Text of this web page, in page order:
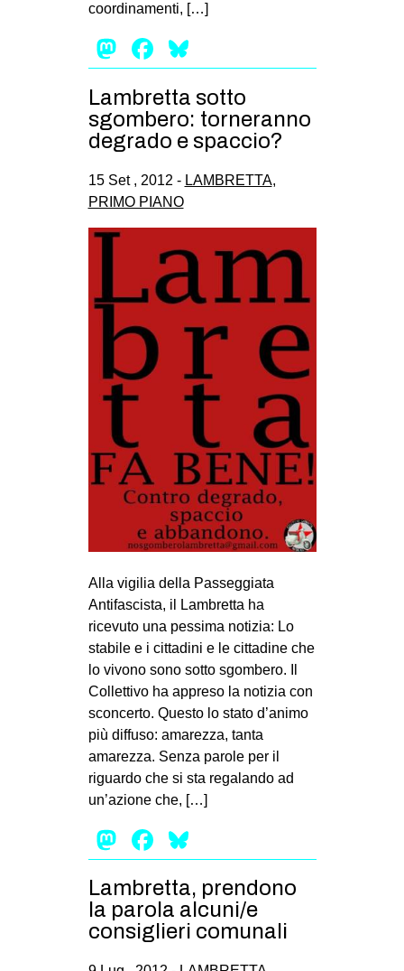
GENERI
MIGRAZIONI
PRECARIATO
REPRESSIONE
STUDENTI
ARTE
CINEMA
MANIFESTI
MUSICA
RECENSIONI
INTERNAZIONALE
AFRICA
AMERICHE
ESTREMO ORIENTE
EUROPA
EVENTI
in
Fb
tw
coordinamenti, […]
Mastodon
Facebook
Lambretta sotto
sgombero: torneranno
degrado e spaccio?
15 Set , 2012 - LAMBRETTA,
PRIMO PIANO
Alla vigilia della Passeggiata
Antifascista, il Lambretta ha
ricevuto una pessima notizia: Lo
stabile e i cittadini e le cittadine che
lo vivono sono sotto sgombero. Il
Collettivo ha appreso la notizia con
sconcerto. Questo lo stato d’animo
più diffuso: amarezza, tanta
amarezza. Senza parole per il
riguardo che si sta regalando ad
un’azione che, […]
Mastodon
Facebook
Lambretta, prendono
la parola alcuni/e
consiglieri comunali